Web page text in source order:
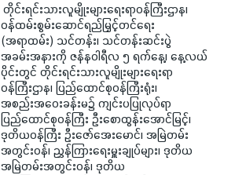
တိုင်းရင်းသားလူမျိုးများရေးရာဝန်ကြီးဌာန၊
ဝန်ထမ်းစွမ်းဆောင်ရည်မြှင့်တင်ရေး
(အရာထမ်း) သင်တန်း၊ သင်တန်းဆင်းပွဲ
အခမ်းအနားကို ဇန်နဝါရီလ ၅ ရက်နေ့၊ နေ့လယ်
ပိုင်းတွင် တိုင်းရင်းသားလူမျိုးများရေးရာ
ဝန်ကြီးဌာန၊ ပြည်ထောင်စုဝန်ကြီးရုံး၊
အစည်းအဝေးခန်းမ၌ ကျင်းပပြုလုပ်ရာ
ပြည်ထောင်စုဝန်ကြီး ဦးစောထွန်းအောင်မြင့်၊
ဒုတိယဝန်ကြီး ဦးဇော်အေးမောင်၊ အမြဲတမ်း
အတွင်းဝန်၊ ညွှန်ကြားရေးမှူးချုပ်များ၊ ဒုတိယ
အမြဲတမ်းအတွင်းဝန်၊ ဒုတိယ